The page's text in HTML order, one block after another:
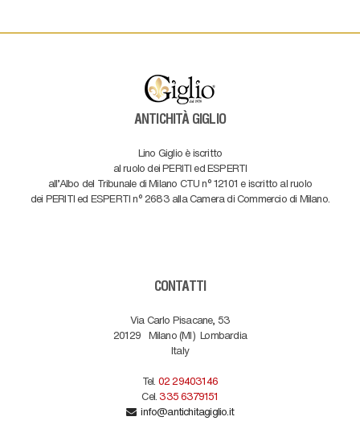
ANTICHITÀ GIGLIO
Lino Giglio è iscritto
al ruolo dei PERITI ed ESPERTI
all'Albo del Tribunale di Milano CTU n° 12101 e iscritto al ruolo
dei PERITI ed ESPERTI n° 2683 alla Camera di Commercio di Milano.
CONTATTI
Via Carlo Pisacane, 53
20129 Milano (MI) Lombardia
Italy
Tel. 02 29403146
Cel. 335 6379151
info@antichitagiglio.it